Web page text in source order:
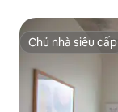
Chủ nhà siêu cấp
Chủ nhà siêu cấp